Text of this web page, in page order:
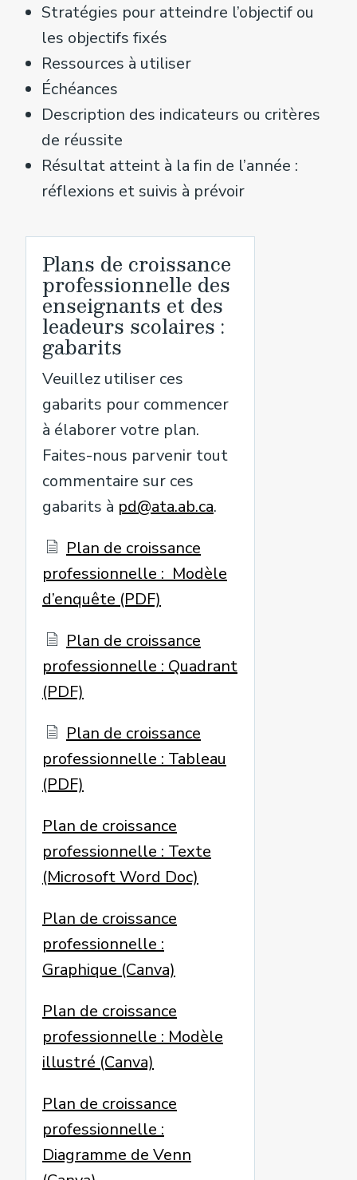
Stratégies pour atteindre l’objectif ou
les objectifs fixés
Ressources à utiliser
Échéances
Description des indicateurs ou critères
de réussite
Résultat atteint à la fin de l’année :
réflexions et suivis à prévoir
Plans de croissance
professionnelle des
enseignants et des
leadeurs scolaires :
gabarits
Veuillez utiliser ces
gabarits pour commencer
à élaborer votre plan.
Faites-nous parvenir tout
commentaire sur ces
gabarits à pd@ata.ab.ca.
Plan de croissance
professionnelle : Modèle
d’enquête (PDF)
Plan de croissance
professionnelle : Quadrant
(PDF)
Plan de croissance
professionnelle : Tableau
(PDF)
Plan de croissance
professionnelle : Texte
(Microsoft Word Doc)
Plan de croissance
professionnelle :
Graphique (Canva)
Plan de croissance
professionnelle : Modèle
illustré (Canva)
Plan de croissance
professionnelle :
Diagramme de Venn